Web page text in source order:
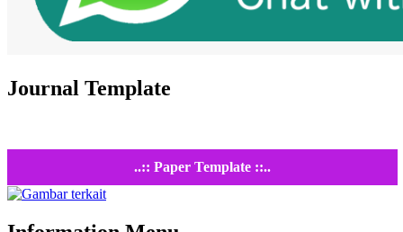
Journal Template
..:: Paper Template ::..